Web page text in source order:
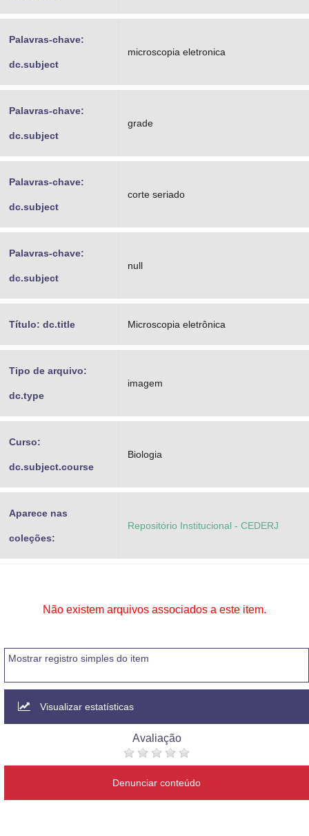
Palavras-chave:
dc.subject
microscopia eletronica
Palavras-chave:
dc.subject
grade
Palavras-chave:
dc.subject
corte seriado
Palavras-chave:
dc.subject
null
Título: dc.title Microscopia eletrônica
Tipo de arquivo:
dc.type
imagem
Curso:
dc.subject.course
Biologia
Aparece nas
coleções:
Repositório Institucional - CEDERJ
Não existem arquivos associados a este item.
Mostrar registro simples do item
Visualizar estatísticas
Avaliação
Denunciar conteúdo